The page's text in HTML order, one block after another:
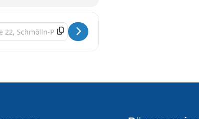
- 26. Frühlingsausstellung [dXZrKNUEo]